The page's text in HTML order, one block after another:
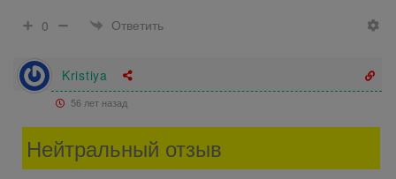
0
Ответить
Kristiya
56 лет назад
Нейтральный отзыв